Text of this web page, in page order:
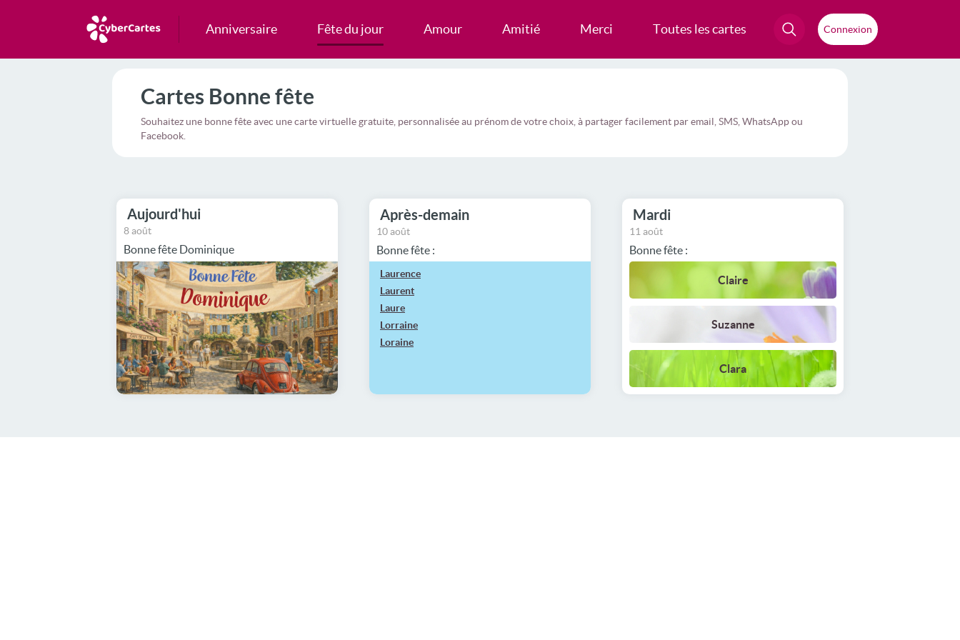
Anniversaire Fête du jour Amour Amitié Merci Toutes les cartes Connexion
Cartes Bonne fête
Souhaitez une bonne fête avec une carte virtuelle gratuite, personnalisée au prénom de votre choix, à partager facilement par email, SMS, WhatsApp ou
Facebook.
Aujourd'hui
8 août
Bonne fête Dominique
Après-demain
10 août
Bonne fête :
Laurence
Laurent
Laure
Lorraine
Loraine
Mardi
11 août
Bonne fête :
Claire
Suzanne
Clara